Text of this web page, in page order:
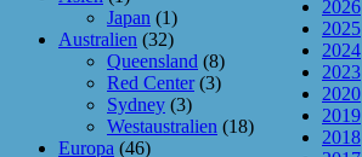
Japan (1)
Australien (32)
Queensland (8)
Red Center(3)
Sydney (3)
Westaustralien (18)
Europa (46)
2026
2025
2024
2023
2020
2019
2018